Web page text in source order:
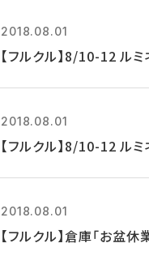
2018.08.01
【フルクル】8/10-12 ル
2018.08.01
【フルクル】8/10-12 ル
2018.08.01
【フルクル】倉庫「お